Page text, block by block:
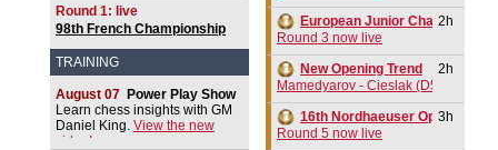
Round 1: live
98th French Championship
TRAINING
August 07 Power Play Show
Learn chess insights with GM
Daniel King. View the new
video!
European Junior
Round 3 now live
2h
New Opening Trend
Mamedyarov - Cieslak (D53)
2h
16th Nordhaeuser Open
Round 5 now live
3h